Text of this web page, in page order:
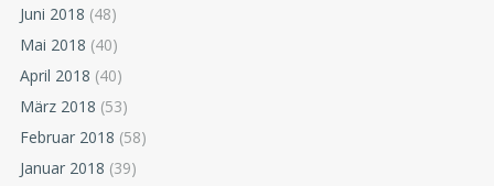
Juni 2018 (48)
Mai 2018 (40)
April 2018 (40)
März 2018 (53)
Februar 2018 (58)
Januar 2018 (39)